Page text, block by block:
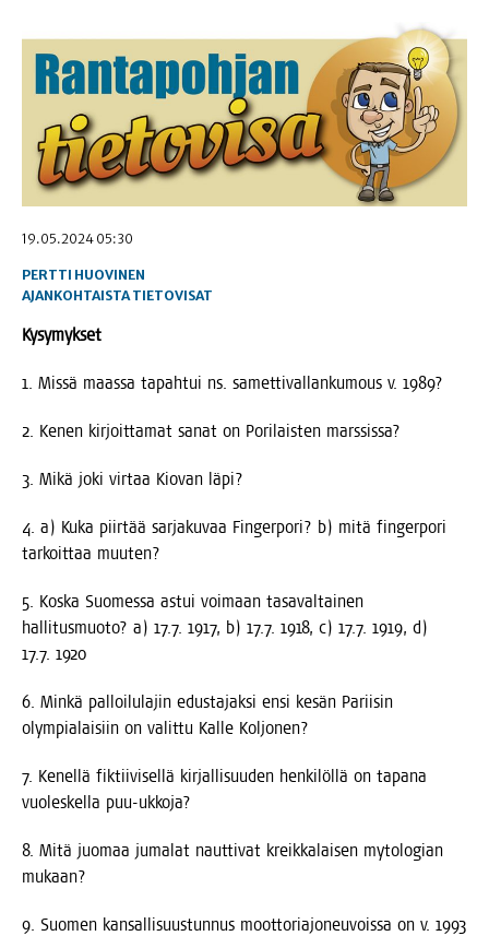
19.05.2024 05:30
PERTTI HUOVINEN
AJANKOHTAISTA TIETOVISAT
Kysy­myk­set
1. Mis­sä maas­sa tapah­tui ns. samet­ti­val­lan­ku­mous v. 1989?
2. Kenen kir­joit­ta­mat sanat on Pori­lais­ten marssissa?
3. Mikä joki vir­taa Kio­van läpi?
4. a) Kuka piir­tää sar­ja­ku­vaa Fin­ger­po­ri? b) mitä fin­ger­po­ri
tar­koit­taa muuten?
5. Kos­ka Suo­mes­sa astui voi­maan tasa­val­tai­nen
hal­li­tus­muo­to? a) 17.7. 1917, b) 17.7. 1918, c) 17.7. 1919, d)
17.7. 1920
6. Min­kä pal­loi­lu­la­jin edus­ta­jak­si ensi kesän Parii­sin
olym­pia­lai­siin on valit­tu Kal­le Koljonen?
7. Kenel­lä fik­tii­vi­sel­lä kir­jal­li­suu­den hen­ki­löl­lä on tapa­na
vuo­les­kel­la puu-ukkoja?
8. Mitä juo­maa juma­lat naut­ti­vat kreik­ka­lai­sen myto­lo­gian
mukaan?
9. Suo­men kan­sal­li­suus­tun­nus moot­to­ria­jo­neu­vois­sa on v. 1993